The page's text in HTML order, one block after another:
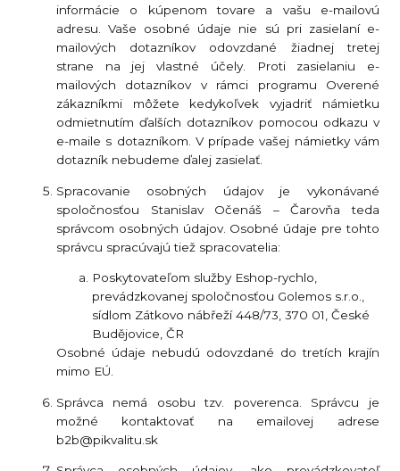
informácie o kúpenom tovare a vašu e-mailovú
adresu. Vaše osobné údaje nie sú pri zasielaní e-
mailových dotazníkov odovzdané žiadnej tretej
strane na jej vlastné účely. Proti zasielaniu e-
mailových dotazníkov v rámci programu Overené
zákazníkmi môžete kedykoľvek vyjadriť námietku
odmietnutím ďalších dotazníkov pomocou odkazu v
e-maile s dotazníkom. V prípade vašej námietky vám
dotazník nebudeme ďalej zasielať.
Spracovanie osobných údajov je vykonávané
spoločnosťou Stanislav Očenáš – Čarovňa teda
správcom osobných údajov. Osobné údaje pre tohto
správcu spracúvajú tiež spracovatelia:
Poskytovateľom služby Eshop-rychlo,
prevádzkovanej spoločnosťou Golemos s.r.o.,
sídlom Zátkovo nábřeží 448/73, 370 01, České
Budějovice, ČR
Osobné údaje nebudú odovzdané do tretích krajín
mimo EÚ.
Správca nemá osobu tzv. poverenca. Správcu je
možné kontaktovať na emailovej adrese
b2b@pikvalitu.sk